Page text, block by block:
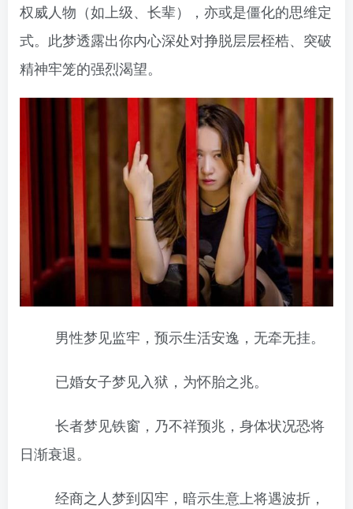
权威人物（如上级、长辈），亦或是僵化的思维定
式。此梦透露出你内心深处对挣脱层层桎梏、突破
精神牢笼的强烈渴望。
男性梦见监牢，预示生活安逸，无牵无挂。
已婚女子梦见入狱，为怀胎之兆。
长者梦见铁窗，乃不祥预兆，身体状况恐将
日渐衰退。
经商之人梦到囚牢，暗示生意上将遇波折，